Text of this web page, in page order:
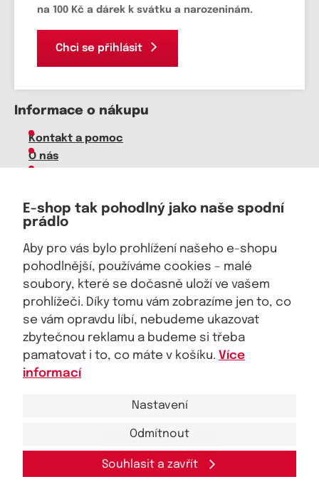
E-shop tak pohodlný jako naše spodní
prádlo
Aby pro vás bylo prohlížení našeho e-shopu
pohodlnější, používáme cookies – malé
soubory, které se dočasně uloží ve vašem
prohlížeči. Díky tomu vám zobrazíme jen to, co
se vám opravdu líbí, nebudeme ukazovat
zbytečnou reklamu a budeme si třeba
pamatovat i to, co máte v košíku. Více
informací
Nastavení
Odmítnout
Souhlasit a zavřít
na 100 Kč a dárek k svátku a narozeninám.
Chci se přihlásit
Informace o nákupu
Kontakt a pomoc
O nás
Velkoobchod
Vrácení zboží, reklamace
Obchodní podmínky
Průvodce spokojené ženy
Staňte se naším fanouškem
Jsme důvěryhodný obchod
Obchodní podmínky GDPR Mapa stránek
eKAPO KLUB
Sleva 100 Kč na první nákupnad 1000 Kč
Zásady zpracováníosobníchúdajů